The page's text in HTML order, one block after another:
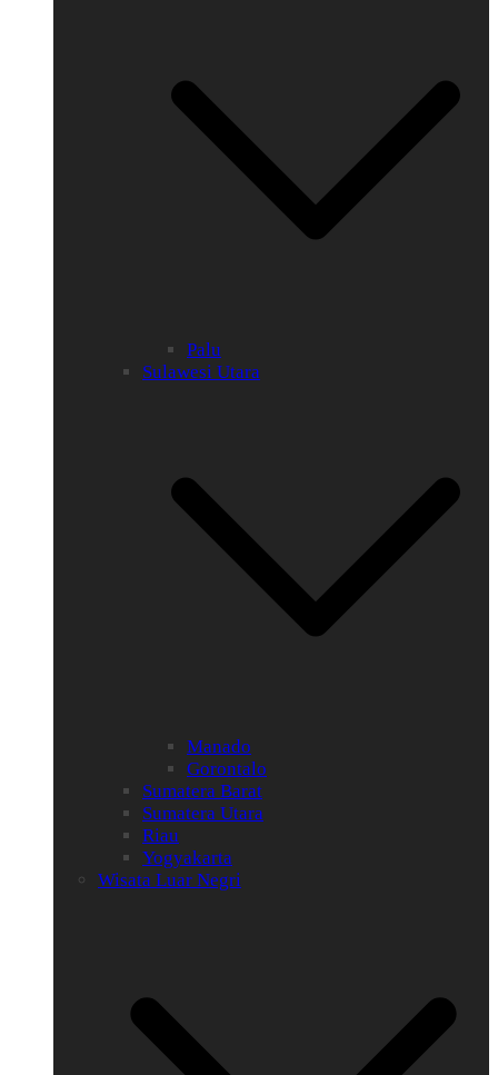
Palu
Sulawesi Utara
Manado
Gorontalo
Sumatera Barat
Sumatera Utara
Riau
Yogyakarta
Wisata Luar Negri